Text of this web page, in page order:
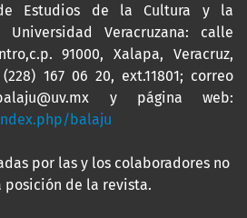
de Estudios de la Cultura y la
Veracruzana: calle
91000, Xalapa, Veracruz,
167 06 20, ext.11801; correo
y página web:
balaju
por las y los colaboradores no
posición de la revista.